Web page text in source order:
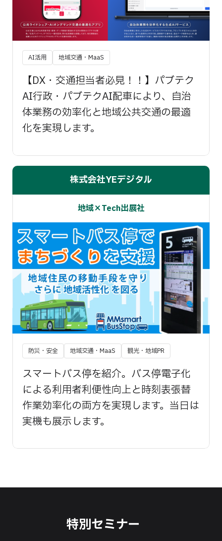
AI活用 地域交通・MaaS
【DX・交通担当者必見！！】パブテク
AI行政・パブテクAI配車により、自治
体業務の効率化と地域公共交通の最適
化を実現します。
株式会社YEデジタル
地域×Tech出展社
防災・安全 地域交通・MaaS 観光・地域PR
スマートバス停を紹介。バス停電子化
による利用者利便性向上と時刻表張替
作業効率化の両方を実現します。当日は
実機も展示します。
特別セミナー